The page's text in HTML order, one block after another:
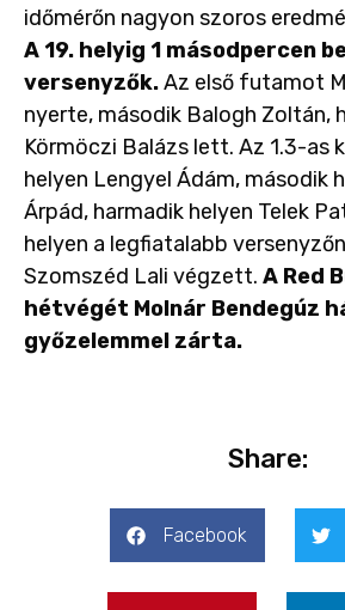
időmérőn nagyon szoros
A 19. helyig 1 másodpercen
versenyzők.Az első futamot
nyerte, második Balogh Zoltán,
Körmöczi Balázs lett. Az 1.3-as
helyen Lengyel Ádám, második
Árpád, harmadik helyen Telek
helyen a legfiatalabb
Szomszéd Lali végzett. A Red
hétvégét Molnár Bendegúz
győzelemmel zárta.
Share:
Facebook